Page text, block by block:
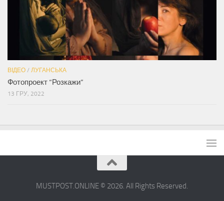
ВІДЕО / ЛУГАНСЬКА
Фотопроект “Розкажи”
13 ГРУ, 2022
MUSTPOST.ONLINE © 2026. All Rights Reserved.